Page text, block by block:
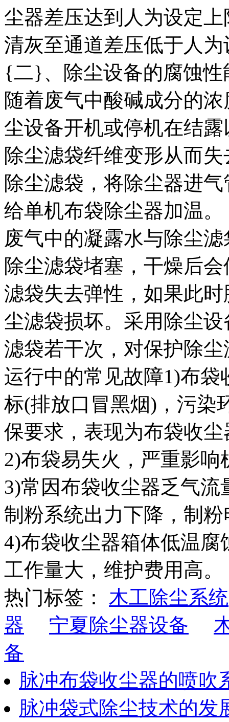
尘器差压达到人为设定
清灰至通道差压低于人
{二}、除尘设备的腐蚀性
随着废气中酸碱成分的
尘设备开机或停机在结
除尘滤袋纤维变形从而
除尘滤袋，将除尘器进
给单机布袋除尘器加温。
废气中的凝露水与除尘
除尘滤袋堵塞，干燥后
滤袋失去弹性，如果此
尘滤袋损坏。采用除尘
滤袋若干次，对保护除
运行中的常见故障1)布
标(排放口冒黑烟)，污染
保要求，表现为布袋收
2)布袋易失火，严重影响
3)常因布袋收尘器乏气
制粉系统出力下降，制
4)布袋收尘器箱体低温
工作量大，维护费用高。
热门标签： 木工除尘系统
器
宁夏除尘器设备
备
脉冲布袋收尘器的喷吹
脉冲袋式除尘技术的发